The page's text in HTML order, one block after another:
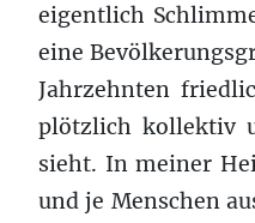
eigentlich
eine
Jahrzehnten
plötzlich kollektiv
sieht. In meiner
und je Menschen